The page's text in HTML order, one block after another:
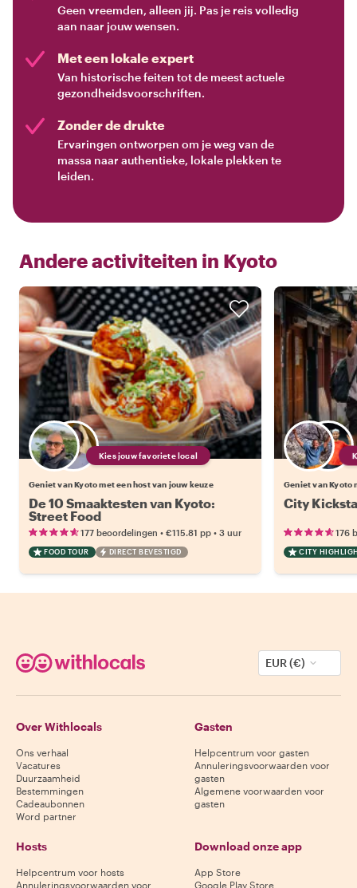
Geen vreemden, alleen jij. Pas je reis volledig
aan naar jouw wensen.
Met een lokale expert
Van historische feiten tot de meest actuele
gezondheidsvoorschriften.
Zonder de drukte
Ervaringen ontworpen om je weg van de
massa naar authentieke, lokale plekken te
leiden.
Andere activiteiten in Kyoto
Kies jouw favoriete local
Geniet van Kyoto met een host van jouw keuze
De 10 Smaaktesten van Kyoto:
Street Food
177 beoordelingen • €115.81 pp • 3 uur
FOOD TOUR DIRECT BEVESTIGD
Geniet van Kyoto
City
176
CITY
EUR (€)
Over Withlocals
Ons verhaal
Vacatures
Duurzaamheid
Bestemmingen
Cadeaubonnen
Word partner
Gasten
Helpcentrum voor gasten
Annuleringsvoorwaarden voor
gasten
Algemene voorwaarden voor
gasten
Hosts
Helpcentrum voor hosts
Annuleringsvoorwaarden voor
Download onze app
App Store
Google Play Store